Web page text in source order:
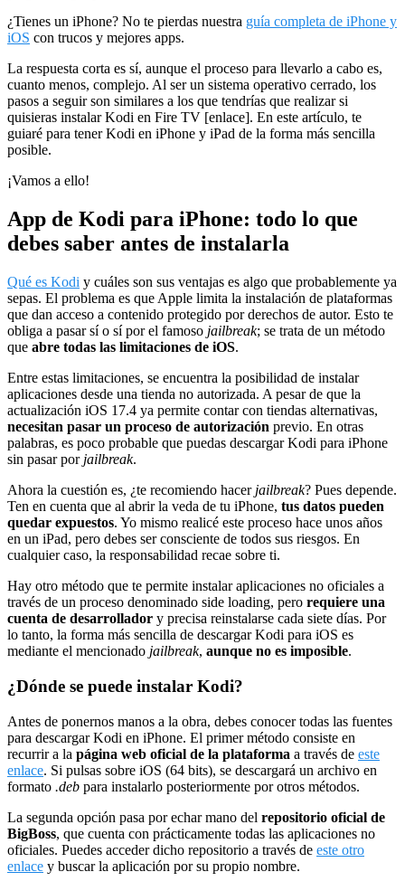
¿Tienes un iPhone? No te pierdas nuestra guía completa de iPhone y
iOS con trucos y mejores apps.
La respuesta corta es sí, aunque el proceso para llevarlo a cabo es,
cuanto menos, complejo. Al ser un sistema operativo cerrado, los
pasos a seguir son similares a los que tendrías que realizar si
quisieras instalar Kodi en Fire TV [enlace]. En este artículo, te
guiaré para tener Kodi en iPhone y iPad de la forma más sencilla
posible.
¡Vamos a ello!
App de Kodi para iPhone: todo lo que
debes saber antes de instalarla
Qué es Kodi y cuáles son sus ventajas es algo que probablemente ya
sepas. El problema es que Apple limita la instalación de plataformas
que dan acceso a contenido protegido por derechos de autor. Esto te
obliga a pasar sí o sí por el famoso jailbreak; se trata de un método
que abre todas las limitaciones de iOS.
Entre estas limitaciones, se encuentra la posibilidad de instalar
aplicaciones desde una tienda no autorizada. A pesar de que la
actualización iOS 17.4 ya permite contar con tiendas alternativas,
necesitan pasar un proceso de autorización previo. En otras
palabras, es poco probable que puedas descargar Kodi para iPhone
sin pasar por jailbreak.
Ahora la cuestión es, ¿te recomiendo hacer jailbreak? Pues depende.
Ten en cuenta que al abrir la veda de tu iPhone, tus datos pueden
quedar expuestos. Yo mismo realicé este proceso hace unos años
en un iPad, pero debes ser consciente de todos sus riesgos. En
cualquier caso, la responsabilidad recae sobre ti.
Hay otro método que te permite instalar aplicaciones no oficiales a
través de un proceso denominado side loading, pero requiere una
cuenta de desarrollador y precisa reinstalarse cada siete días. Por
lo tanto, la forma más sencilla de descargar Kodi para iOS es
mediante el mencionado jailbreak, aunque no es imposible.
¿Dónde se puede instalar Kodi?
Antes de ponernos manos a la obra, debes conocer todas las fuentes
para descargar Kodi en iPhone. El primer método consiste en
recurrir a la página web oficial de la plataforma a través de este
enlace. Si pulsas sobre iOS (64 bits), se descargará un archivo en
formato .deb para instalarlo posteriormente por otros métodos.
La segunda opción pasa por echar mano del repositorio oficial de
BigBoss, que cuenta con prácticamente todas las aplicaciones no
oficiales. Puedes acceder dicho repositorio a través de este otro
enlace y buscar la aplicación por su propio nombre.